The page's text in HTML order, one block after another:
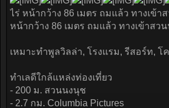
ไร่ หน้ากว้าง 86 เมตร ถมแล้ว ทางเข้า
หน้ากว้าง 86 เมตร ถมแล้ว ทางเข้าสว
เหมาะทำพูลวิลล่า, โรงแรม, รีสอร์ท, โ
ทำเลดีใกล้แหล่งท่องเที่ยว
- 200 ม. สวนนงนุช
- 2.7 กม. Columbia Pictures